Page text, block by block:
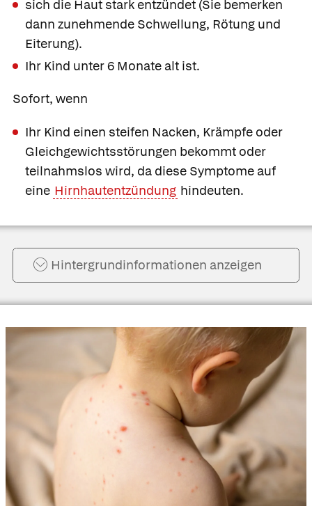
sich die Haut stark entzündet (Sie bemerken
dann zunehmende Schwellung, Rötung und
Eiterung).
Ihr Kind unter 6 Monate alt ist.
Sofort, wenn
Ihr Kind einen steifen Nacken, Krämpfe oder
Gleichgewichtsstörungen bekommt oder
teilnahmslos wird, da diese Symptome auf
eine Hirnhautentzündung hindeuten.
Hintergrund­informationen anzeigen